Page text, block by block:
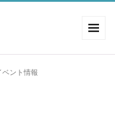
ベント情報